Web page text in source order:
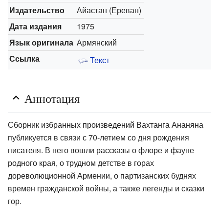
Издательство
Айастан (Ереван)
Дата издания
1975
Язык оригинала Армянский
Ссылка
Текст
Аннотация
Сборник избранных произведений Вахтанга Ананяна
публикуется в связи с 70-летием со дня рождения
писателя. В него вошли рассказы о флоре и фауне
родного края, о трудном детстве в горах
дореволюционной Армении, о партизанских буднях
времен гражданской войны, а также легенды и сказки
гор.